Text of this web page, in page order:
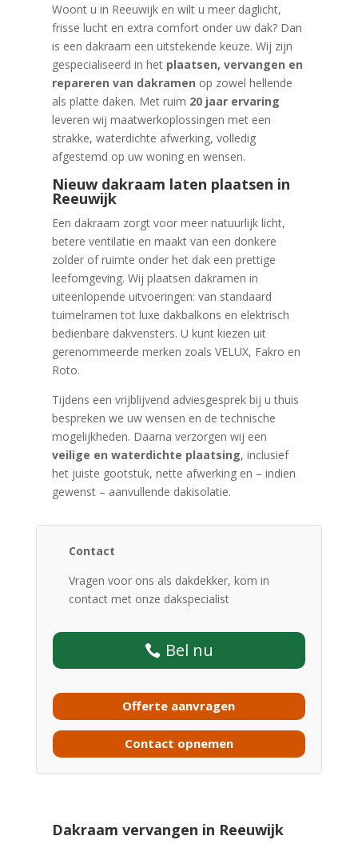
Woont u in Reeuwijk en wilt u meer daglicht,
frisse lucht en extra comfort onder uw dak? Dan
is een dakraam een uitstekende keuze. Wij zijn
gespecialiseerd in het plaatsen, vervangen en
repareren van dakramen op zowel hellende
als platte daken. Met ruim 20 jaar ervaring
leveren wij maatwerkoplossingen met een
strakke, waterdichte afwerking, volledig
afgestemd op uw woning en wensen.
Nieuw dakraam laten plaatsen in
Reeuwijk
Een dakraam zorgt voor meer natuurlijk licht,
betere ventilatie en maakt van een donkere
zolder of ruimte onder het dak een prettige
leefomgeving. Wij plaatsen dakramen in
uiteenlopende uitvoeringen: van standaard
tuimelramen tot luxe dakbalkons en elektrisch
bedienbare dakvensters. U kunt kiezen uit
gerenommeerde merken zoals VELUX, Fakro en
Roto.
Tijdens een vrijblijvend adviesgesprek bij u thuis
bespreken we uw wensen en de technische
mogelijkheden. Daarna verzorgen wij een
veilige en waterdichte plaatsing, inclusief
het juiste gootstuk, nette afwerking en – indien
gewenst – aanvullende dakisolatie.
Contact
Vragen voor ons als dakdekker, kom in
contact met onze dakspecialist
Bel nu
Offerte aanvragen
Contact opnemen
Dakraam vervangen in Reeuwijk